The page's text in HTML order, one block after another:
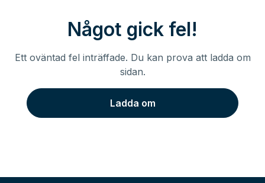
Något gick fel!
Ett oväntad fel inträffade. Du kan prova att ladda om
sidan.
Ladda om